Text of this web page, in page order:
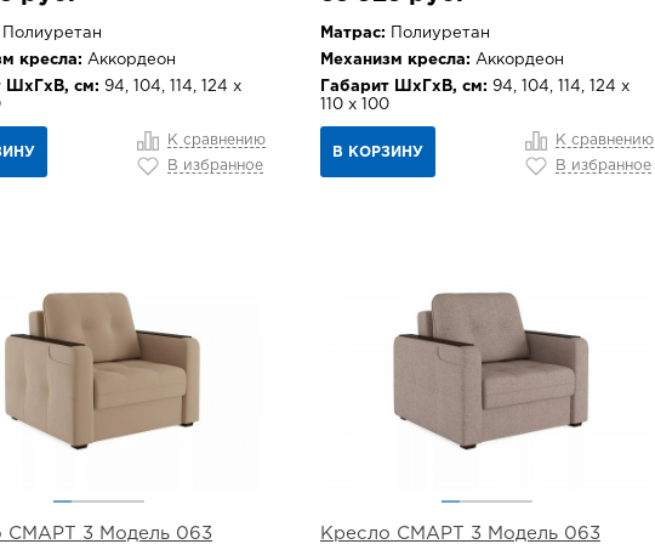
кресла: Аккордеон
ШхГхВ, см: 94, 104, 114, 124 х
К сравнению
В избранное
Матрас: Полиуретан
Механизм кресла: Аккордеон
Габарит ШхГхВ, см: 94, 104, 114, 124 х
110 х 100
В КОРЗИНУ
К сравнению
В избранное
СМАРТ 3 Модель 063 Кресло СМАРТ 3 Модель 063